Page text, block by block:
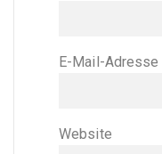
E-Mail-Adresse
Website